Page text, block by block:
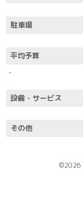
駐車場
平均予算
-
設備・サービス
その他
©2026